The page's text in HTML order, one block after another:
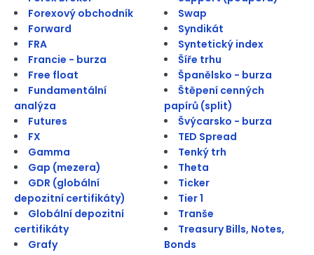
Forexový obchodník
Forward
FRA
Francie - burza
Free float
Fundamentální
analýza
Futures
FX
Gamma
Gap (mezera)
GDR (globální
depozitní certifikáty)
Globální depozitní
certifikáty
Grafy
Swap
Syndikát
Syntetický index
Šíře trhu
Španělsko - burza
Štěpení cenných
papírů (split)
Švýcarsko - burza
TED Spread
Tenký trh
Theta
Ticker
Tier 1
Tranše
Treasury Bills, Notes,
Bonds